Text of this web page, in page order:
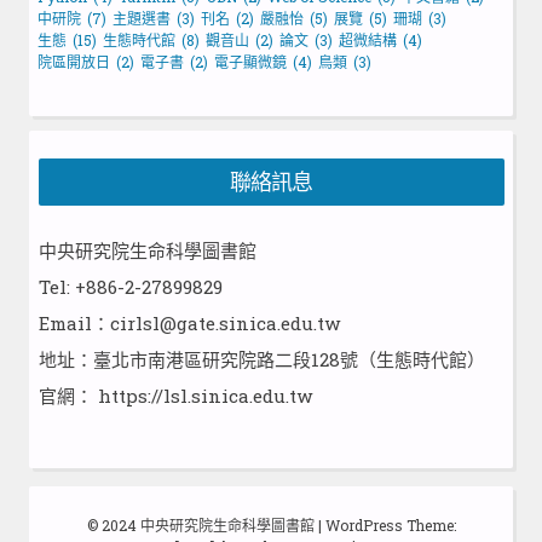
中研院 (7) 主題選書 (3) 刊名 (2) 嚴融怡 (5) 展覽 (5) 珊瑚 (3)
生態 (15) 生態時代館 (8) 觀音山 (2) 論文 (3) 超微結構 (4)
院區開放日 (2) 電子書 (2) 電子顯微鏡 (4) 鳥類 (3)
聯絡訊息
中央研究院生命科學圖書館
Tel: +886-2-27899829
Email：cirlsl@gate.sinica.edu.tw
地址：臺北市南港區研究院路二段128號（生態時代館）
官網： https://lsl.sinica.edu.tw
© 2024 中央研究院生命科學圖書館 | WordPress Theme: